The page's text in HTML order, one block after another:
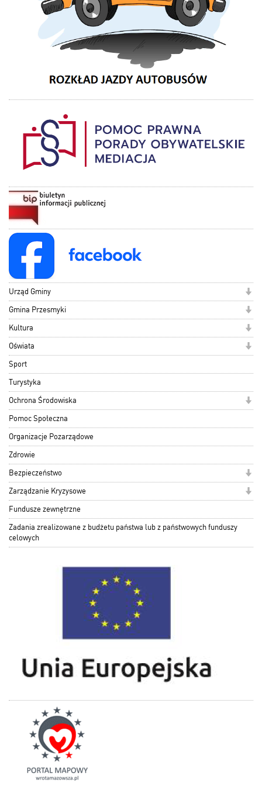
Urząd Gminy
Gmina Przesmyki
Kultura
Oświata
Sport
Turystyka
Ochrona Środowiska
Pomoc Społeczna
Organizacje Pozarządowe
Zdrowie
Bezpieczeństwo
Zarządzanie Kryzysowe
Fundusze zewnętrzne
Zadania zrealizowane z budżetu państwa lub z państwowych funduszy
celowych